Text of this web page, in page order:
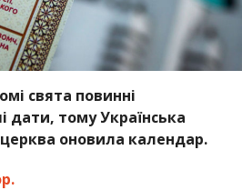
свята повинні
дати, тому Українська
оновила календар.